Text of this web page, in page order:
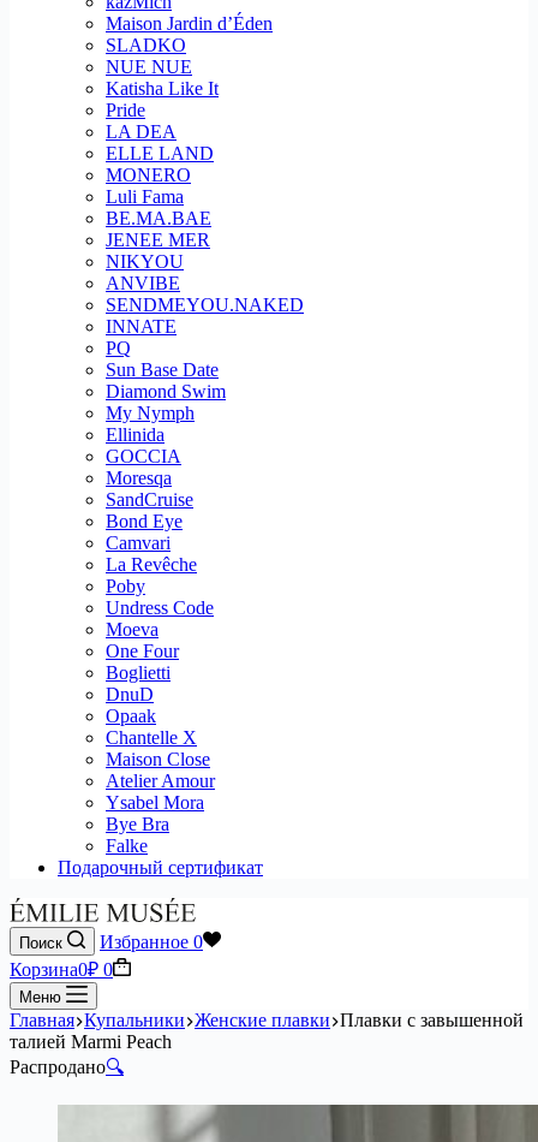
Maison Jardin d’Éden
SLADKO
NUE NUE
Katisha Like It
Pride
LA DEA
ELLE LAND
MONERO
Luli Fama
BE.MA.BAE
JENEE MER
NIKYOU
ANVIBE
SENDMEYOU.NAKED
INNATE
PQ
Sun Base Date
Diamond Swim
My Nymph
Ellinida
GOCCIA
Moresqa
SandCruise
Bond Eye
Camvari
La Revêche
Poby
Undress Code
Moeva
One Four
Boglietti
DnuD
Opaak
Chantelle X
Maison Close
Atelier Amour
Ysabel Mora
Bye Bra
Falke
Подарочный сертификат
Поиск Избранное 0
Корзина0₽ 0
Меню
Главная Купальники Женские плавки Плавки с завышенной
талией Marmi Peach
Распродано🔍